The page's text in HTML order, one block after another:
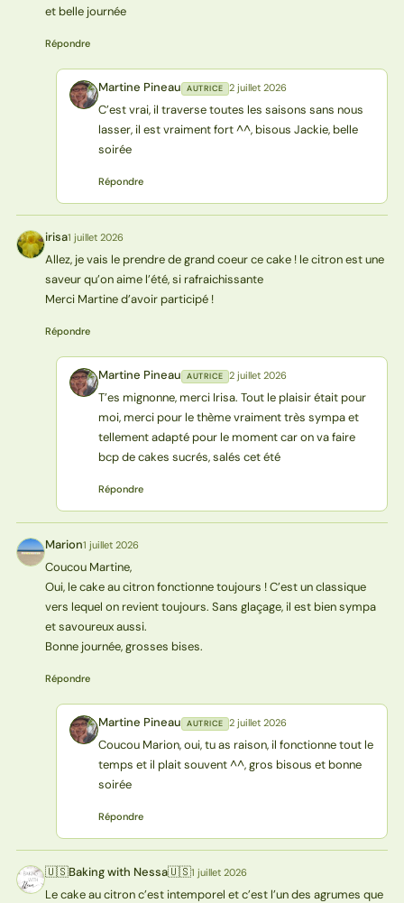
et belle journée
Répondre
MP Martine Pineau AUTRICE 2 juillet 2026
C’est vrai, il traverse toutes les saisons sans nous
lasser, il est vraiment fort ^^, bisous Jackie, belle
soirée
Répondre
I irisa1 juillet 2026
Allez, je vais le prendre de grand coeur ce cake ! le citron est une
saveur qu’on aime l’été, si rafraichissante
Merci Martine d’avoir participé !
Répondre
MP Martine Pineau AUTRICE 2 juillet 2026
T’es mignonne, merci Irisa. Tout le plaisir était pour
moi, merci pour le thème vraiment très sympa et
tellement adapté pour le moment car on va faire
bcp de cakes sucrés, salés cet été
Répondre
M Marion1 juillet 2026
Coucou Martine,
Oui, le cake au citron fonctionne toujours ! C’est un classique
vers lequel on revient toujours. Sans glaçage, il est bien sympa
et savoureux aussi.
Bonne journée, grosses bises.
Répondre
MP Martine Pineau AUTRICE 2 juillet 2026
Coucou Marion, oui, tu as raison, il fonctionne tout le
temps et il plait souvent ^^, gros bisous et bonne
soirée
Répondre
🇺N 🇺🇸Baking with Nessa🇺🇸1 juillet 2026
Le cake au citron c’est intemporel et c’est l’un des agrumes que